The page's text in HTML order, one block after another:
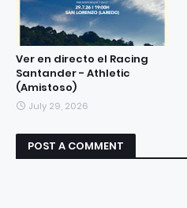
Ver en directo el Racing
Santander - Athletic
(Amistoso)
July 29, 2026
POST A COMMENT